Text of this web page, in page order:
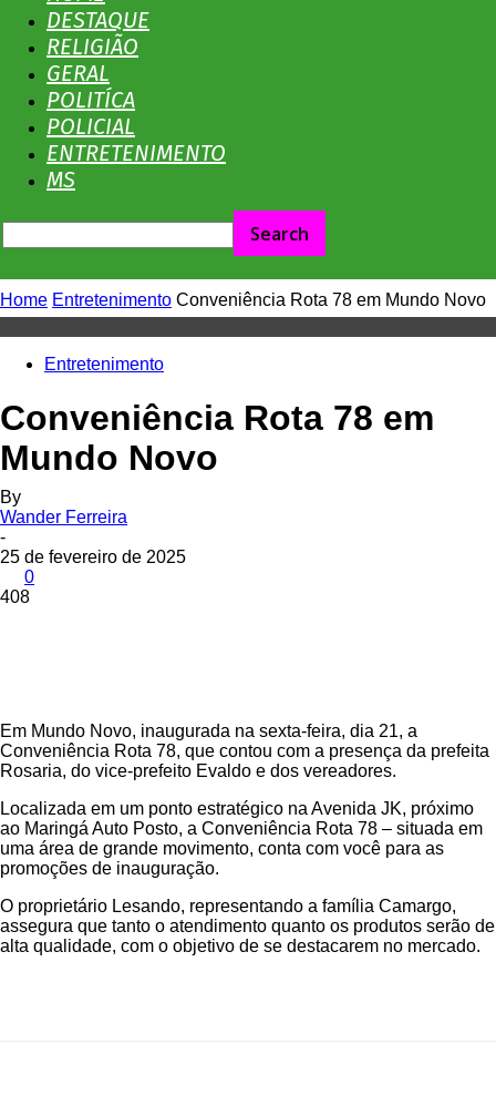
MS
DESTAQUE
RELIGIÃO
GERAL
POLITÍCA
POLICIAL
ENTRETENIMENTO
MS
Home Entretenimento Conveniência Rota 78 em Mundo Novo
Entretenimento
Conveniência Rota 78 em
Mundo Novo
By
Wander Ferreira
-
25 de fevereiro de 2025
0
408
Em Mundo Novo, inaugurada na sexta-feira, dia 21, a
Conveniência Rota 78, que contou com a presença da prefeita
Rosaria, do vice-prefeito Evaldo e dos vereadores.
Localizada em um ponto estratégico na Avenida JK, próximo
ao Maringá Auto Posto, a Conveniência Rota 78 – situada em
uma área de grande movimento, conta com você para as
promoções de inauguração.
O proprietário Lesando, representando a família Camargo,
assegura que tanto o atendimento quanto os produtos serão de
alta qualidade, com o objetivo de se destacarem no mercado.